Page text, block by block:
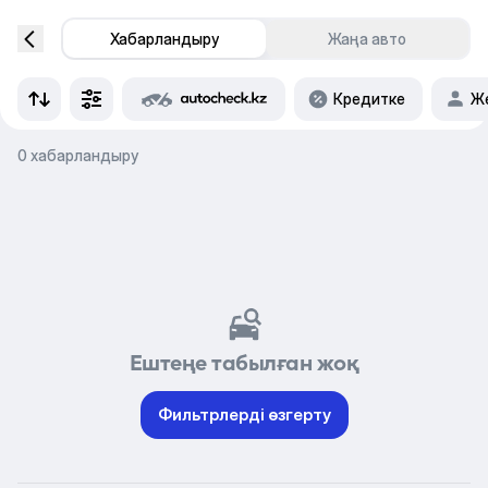
Хабарландыру Жаңа авто
Кредитке
0 хабарландыру
Ештеңе табылған жоқ
Фильтрлерді өзгерту